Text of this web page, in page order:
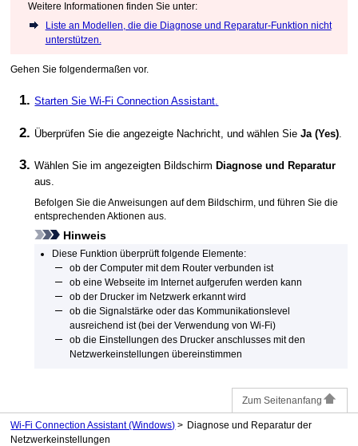
Weitere Informationen finden Sie unter:
Liste an Modellen, die die Diagnose und Reparatur-Funktion nicht
unterstützen.
Gehen Sie folgendermaßen vor.
Starten SieWi-Fi Connection Assistant
Überprüfen Sie die angezeigte Nachricht, und wählen SieJa (Yes)
Wählen Sie im angezeigten Bildschirm Diagnose und Reparatur
aus.
Befolgen Sie die Anweisungen auf dem Bildschirm, und führen Sie die
entsprechenden Aktionen aus.
Hinweis
Diese Funktion überprüft folgende Elemente:
ob der Computer mit dem Router verbunden ist
ob eine Webseite im Internet aufgerufen werden kann
ob der Druckerim Netzwerk erkannt wird
ob die Signalstärke oder das Kommunikationslevel
ausreichend ist (bei der Verwendung von Wi-Fi)
ob die Einstellungen des Druckeranschlusses mit den
Netzwerkeinstellungen übereinstimmen
Zum Seitenanfang
Wi-Fi Connection Assistant (Windows)
Diagnose und Reparatur der
Netzwerkeinstellungen